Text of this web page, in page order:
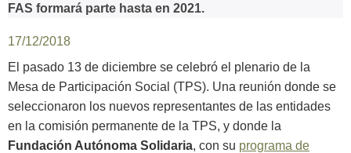
FAS formará parte hasta en 2021.
17/12/2018
El pasado 13 de diciembre se celebró el plenario de la
Mesa de Participación Social (TPS). Una reunión donde se
seleccionaron los nuevos representantes de las entidades
en la comisión permanente de la TPS, y donde la
Fundación Autónoma Solidaria, con su programa de